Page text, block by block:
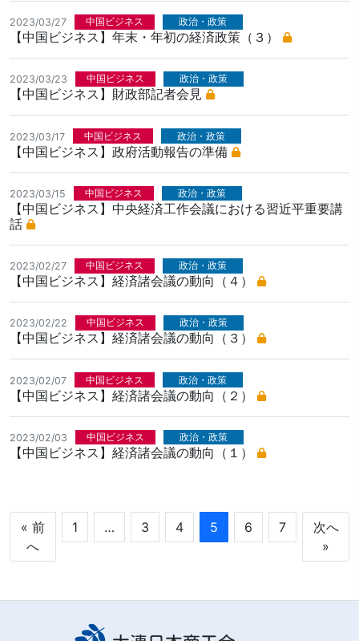
2023/03/27 中国ビジネス 政治・政策
【中国ビジネス】年末・年初の経済政策（３）
2023/03/23 中国ビジネス 政治・政策
【中国ビジネス】財政部記者会見
2023/03/17 中国ビジネス 政治・政策
【中国ビジネス】政府活動報告の準備
2023/03/15 中国ビジネス 政治・政策
【中国ビジネス】中央経済工作会議における習近平重要講
話
2023/02/27 中国ビジネス 政治・政策
【中国ビジネス】経済諸会議の動向（４）
2023/02/22 中国ビジネス 政治・政策
【中国ビジネス】経済諸会議の動向（３）
2023/02/07 中国ビジネス 政治・政策
【中国ビジネス】経済諸会議の動向（２）
2023/02/03 中国ビジネス 政治・政策
【中国ビジネス】経済諸会議の動向（１）
« 前
へ
1 … 3 4 5 6 7
次へ
»